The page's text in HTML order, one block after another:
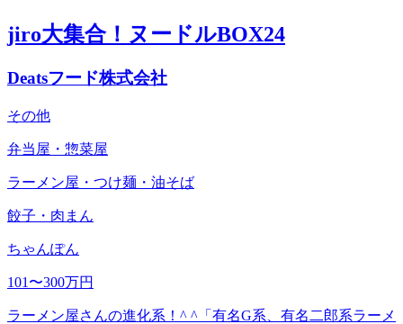
jiro大集合！ヌードルBOX24
Deatsフード株式会社
その他
弁当屋・惣菜屋
ラーメン屋・つけ麺・油そば
餃子・肉まん
ちゃんぽん
101〜300万円
ラーメン屋さんの進化系！^ ^「有名G系、有名二郎系ラーメ